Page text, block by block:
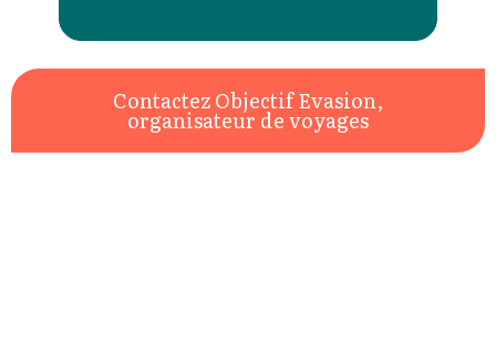
Contactez Objectif Evasion,
organisateur de voyages